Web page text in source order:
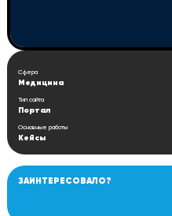
Сфера
Медицина
Тип сайта
Портал
Основные работы
Кейсы
ЗАИНТЕРЕСОВАЛО?